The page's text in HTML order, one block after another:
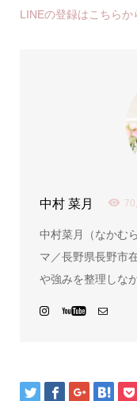
LINEの登録はこちらか
中村 菜月
中村菜月（なかむ
マ／長野県長野市
や強みを整理しな